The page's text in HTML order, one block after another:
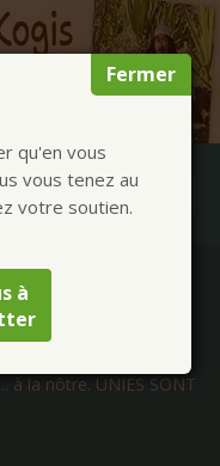
Fermer
qu'en vous
vous tenez au
votre soutien.
à
!
2026
à la nôtre. UNIES SONT